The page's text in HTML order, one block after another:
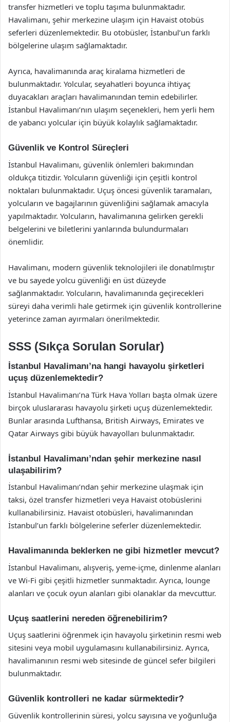
transfer hizmetleri ve toplu taşıma bulunmaktadır.
Havalimanı, şehir merkezine ulaşım için Havaist otobüs
seferleri düzenlemektedir. Bu otobüsler, İstanbul’un farklı
bölgelerine ulaşım sağlamaktadır.
Ayrıca, havalimanında araç kiralama hizmetleri de
bulunmaktadır. Yolcular, seyahatleri boyunca ihtiyaç
duyacakları araçları havalimanından temin edebilirler.
İstanbul Havalimanı’nın ulaşım seçenekleri, hem yerli hem
de yabancı yolcular için büyük kolaylık sağlamaktadır.
Güvenlik ve Kontrol Süreçleri
İstanbul Havalimanı, güvenlik önlemleri bakımından
oldukça titizdir. Yolcuların güvenliği için çeşitli kontrol
noktaları bulunmaktadır. Uçuş öncesi güvenlik taramaları,
yolcuların ve bagajlarının güvenliğini sağlamak amacıyla
yapılmaktadır. Yolcuların, havalimanına gelirken gerekli
belgelerini ve biletlerini yanlarında bulundurmaları
önemlidir.
Havalimanı, modern güvenlik teknolojileri ile donatılmıştır
ve bu sayede yolcu güvenliği en üst düzeyde
sağlanmaktadır. Yolcuların, havalimanında geçirecekleri
süreyi daha verimli hale getirmek için güvenlik kontrollerine
yeterince zaman ayırmaları önerilmektedir.
SSS (Sıkça Sorulan Sorular)
İstanbul Havalimanı’na hangi havayolu şirketleri
uçuş düzenlemektedir?
İstanbul Havalimanı’na Türk Hava Yolları başta olmak üzere
birçok uluslararası havayolu şirketi uçuş düzenlemektedir.
Bunlar arasında Lufthansa, British Airways, Emirates ve
Qatar Airways gibi büyük havayolları bulunmaktadır.
İstanbul Havalimanı’ndan şehir merkezine nasıl
ulaşabilirim?
İstanbul Havalimanı’ndan şehir merkezine ulaşmak için
taksi, özel transfer hizmetleri veya Havaist otobüslerini
kullanabilirsiniz. Havaist otobüsleri, havalimanından
İstanbul’un farklı bölgelerine seferler düzenlemektedir.
Havalimanında beklerken ne gibi hizmetler mevcut?
İstanbul Havalimanı, alışveriş, yeme-içme, dinlenme alanları
ve Wi-Fi gibi çeşitli hizmetler sunmaktadır. Ayrıca, lounge
alanları ve çocuk oyun alanları gibi olanaklar da mevcuttur.
Uçuş saatlerini nereden öğrenebilirim?
Uçuş saatlerini öğrenmek için havayolu şirketinin resmi web
sitesini veya mobil uygulamasını kullanabilirsiniz. Ayrıca,
havalimanının resmi web sitesinde de güncel sefer bilgileri
bulunmaktadır.
Güvenlik kontrolleri ne kadar sürmektedir?
Güvenlik kontrollerinin süresi, yolcu sayısına ve yoğunluğa